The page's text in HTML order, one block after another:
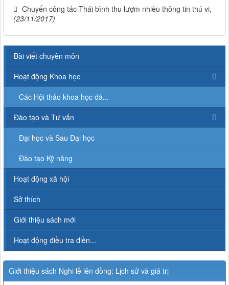
Chuyến công tác Thái bình thu lượm nhièu thông tin thú vi,
(23/11/2017)
Bài viết chuyên môn
Hoạt động Khoa học
Các Hội thảo khoa học đã...
Đào tạo và Tư vấn
Đại học và Sau Đại học
Đào tạo Kỹ năng
Hoạt động xã hội
Sở thích
Giới thiệu sách mới
Hoạt động điều tra điền...
Giới thiệu sách Nghi lễ lên đồng: Lịch sử và giá trị